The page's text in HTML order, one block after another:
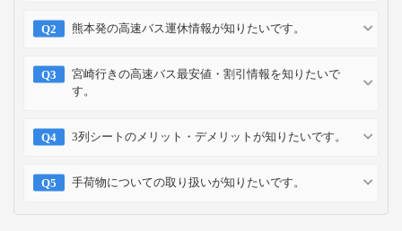
熊本発の高速バス運休情報が知りたいです。
宮崎行きの高速バス最安値・割引情報を知りたいで
す。
3列シートのメリット・デメリットが知りたいです。
手荷物についての取り扱いが知りたいです。